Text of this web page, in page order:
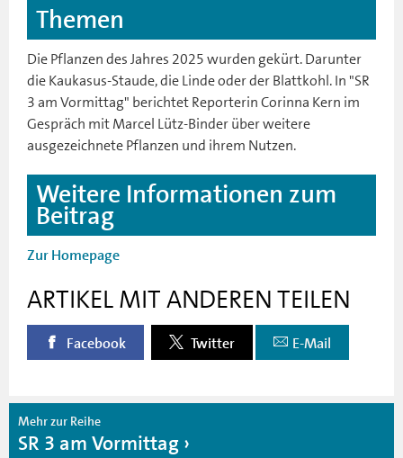
Themen
Die Pflanzen des Jahres 2025 wurden gekürt. Darunter
die Kaukasus-Staude, die Linde oder der Blattkohl. In "SR
3 am Vormittag" berichtet Reporterin Corinna Kern im
Gespräch mit Marcel Lütz-Binder über weitere
ausgezeichnete Pflanzen und ihrem Nutzen.
Weitere Informationen zum
Beitrag
Zur Homepage
ARTIKEL MIT ANDEREN TEILEN
Facebook Twitter E-Mail
Mehr zur Reihe
SR 3 am Vormittag